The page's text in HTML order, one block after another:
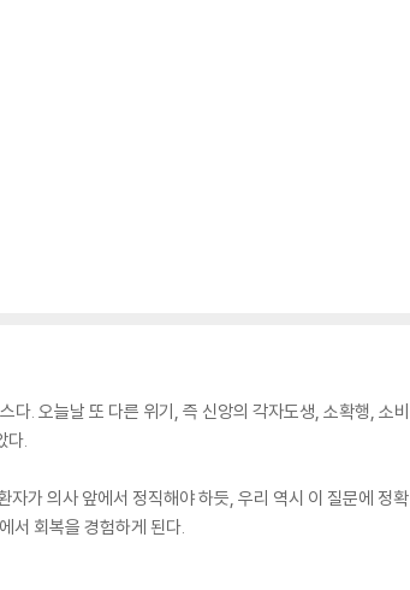
다. 오늘날 또 다른 위기, 즉 신앙의 각자도생, 소확행, 소비
다.
가 의사 앞에서 정직해야 하듯, 우리 역시 이 질문에 정확
서 회복을 경험하게 된다.